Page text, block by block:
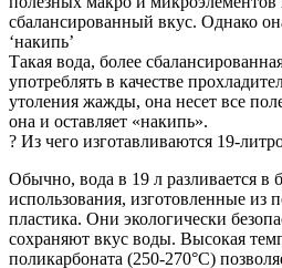
сбалансированный вкус. Однако
‘накипь’
Такая вода, более
употреблять в качестве
утоления жажды, она несет все
она и оставляет «накипь».
? Из чего изготавливаются 19-
Обычно, вода в 19 л разливается в
использования, изготовленные из
пластика. Они экологически
сохраняют вкус воды. Высокая
поликарбоната (250-270°C)